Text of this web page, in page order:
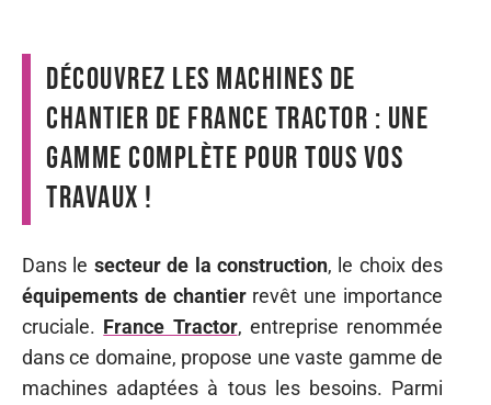
Découvrez les machines de
chantier de France Tractor : une
gamme complète pour tous vos
travaux !
Dans le secteur de la construction, le choix des
équipements de chantierrevêt une importance
cruciale. France Tractor, entreprise renommée
dans ce domaine, propose une vaste gamme de
machines adaptées à tous les besoins. Parmi